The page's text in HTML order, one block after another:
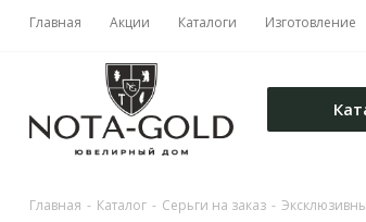
Главная Акции Каталоги Изготовление
Главная - Каталог - Серьги на заказ -